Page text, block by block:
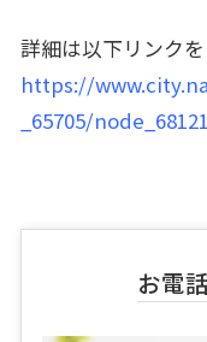
詳細は以下リンク
https://
_65705/
お電